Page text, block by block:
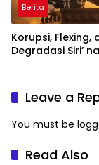
Berita
Korupsi, Flexing,
Degradasi Siri’
Leave a
You must be
Read Also